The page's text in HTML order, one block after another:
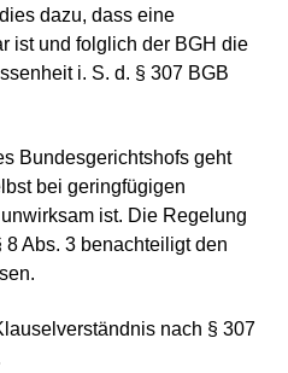
dazu, dass eine
ist und folglich der BGH die
i. S. d. § 307 BGB
Bundesgerichtshofs geht
bei geringfügigen
ist. Die Regelung
8 Abs. 3 benachteiligt den
nach § 307